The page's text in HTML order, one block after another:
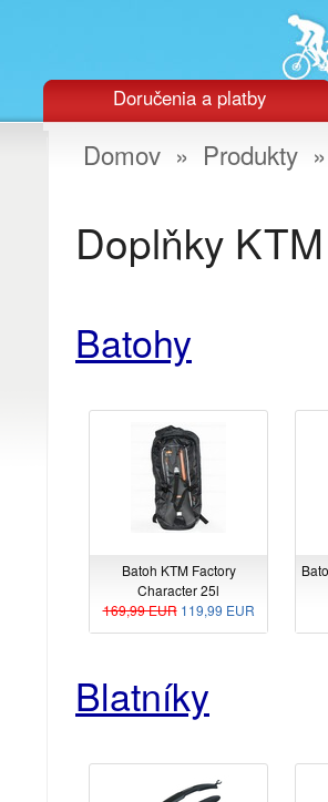
Doručenia a platby
Domov » Produkty
Doplňky KTM
Batohy
Batoh KTM Factory
Character 25l
169,99 EUR119,99 EUR
Blatníky